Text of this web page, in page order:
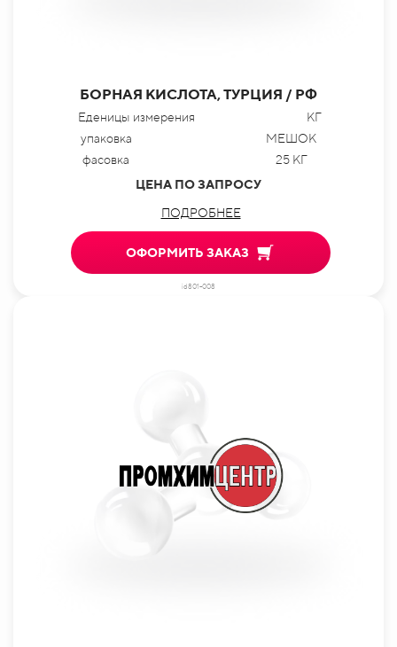
БОРНАЯ КИСЛОТА, ТУРЦИЯ / РФ
Еденицы измерения
КГ
упаковка
МЕШОК
фасовка
25 КГ
ЦЕНА ПО ЗАПРОСУ
ПОДРОБНЕЕ
ОФОРМИТЬ ЗАКАЗ
id801-008